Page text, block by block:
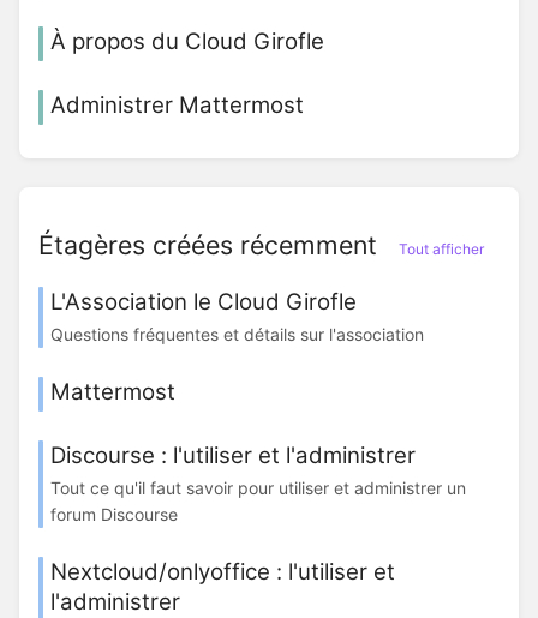
À propos du Cloud Girofle
Administrer Mattermost
Étagères créées récemment Tout afficher
L'Association le Cloud Girofle
Questions fréquentes et détails sur l'association
Mattermost
Discourse : l'utiliser et l'administrer
Tout ce qu'il faut savoir pour utiliser et administrer un
forum Discourse
Nextcloud/onlyoffice : l'utiliser et
l'administrer